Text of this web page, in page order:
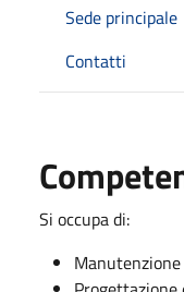
Sede principale
Contatti
Si occupa di: